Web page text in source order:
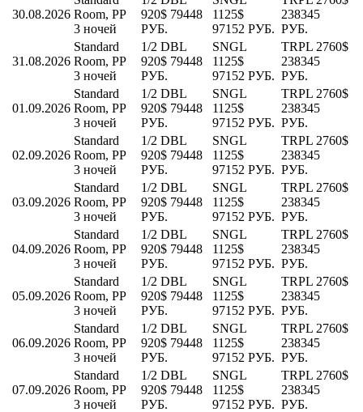
30.08.2026 Room, PP
3 ночей
920$ 79448
РУБ.
1125$
97152 РУБ.
238345
РУБ.
31.08.2026
Standard
Room, PP
3 ночей
1/2 DBL
920$ 79448
РУБ.
SNGL
1125$
97152 РУБ.
TRPL 2760$
238345
РУБ.
01.09.2026
Standard
Room, PP
3 ночей
1/2 DBL
920$ 79448
РУБ.
SNGL
1125$
97152 РУБ.
TRPL 2760$
238345
РУБ.
02.09.2026
Standard
Room, PP
3 ночей
1/2 DBL
920$ 79448
РУБ.
SNGL
1125$
97152 РУБ.
TRPL 2760$
238345
РУБ.
03.09.2026
Standard
Room, PP
3 ночей
1/2 DBL
920$ 79448
РУБ.
SNGL
1125$
97152 РУБ.
TRPL 2760$
238345
РУБ.
04.09.2026
Standard
Room, PP
3 ночей
1/2 DBL
920$ 79448
РУБ.
SNGL
1125$
97152 РУБ.
TRPL 2760$
238345
РУБ.
05.09.2026
Standard
Room, PP
3 ночей
1/2 DBL
920$ 79448
РУБ.
SNGL
1125$
97152 РУБ.
TRPL 2760$
238345
РУБ.
06.09.2026
Standard
Room, PP
3 ночей
1/2 DBL
920$ 79448
РУБ.
SNGL
1125$
97152 РУБ.
TRPL 2760$
238345
РУБ.
07.09.2026
Standard
Room, PP
3 ночей
1/2 DBL
920$ 79448
РУБ.
SNGL
1125$
97152 РУБ.
TRPL 2760$
238345
РУБ.